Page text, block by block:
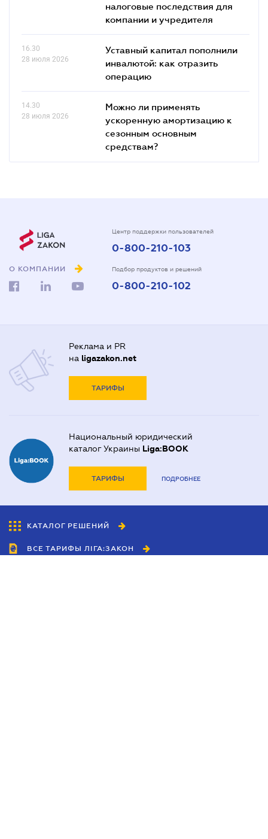
налоговые последствия для
компании и учредителя
16.30
28 июля 2026
Уставный капитал пополнили
инвалютой: как отразить
операцию
14.30
28 июля 2026
Можно ли применять
ускоренную амортизацию к
сезонным основным
средствам?
О КОМПАНИИ
Центр поддержки пользователей
0-800-210-103
Подбор продуктов и решений
0-800-210-102
Реклама и PR
на ligazakon.net
ТАРИФЫ
Национальный юридический
каталог Украины Liga:BOOK
ТАРИФЫ ПОДРОБНЕЕ
КАТАЛОГ РЕШЕНИЙ
ВСЕ ТАРИФЫ ЛІГА:ЗАКОН